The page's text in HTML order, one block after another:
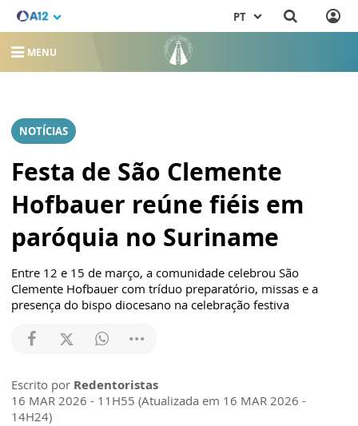
PT
MENU
NOTÍCIAS
Festa de São Clemente
Hofbauer reúne fiéis em
paróquia no Suriname
Entre 12 e 15 de março, a comunidade celebrou São
Clemente Hofbauer com tríduo preparatório, missas e a
presença do bispo diocesano na celebração festiva
Escrito por Redentoristas
16 MAR 2026 - 11H55 (Atualizada em 16 MAR 2026 -
14H24)